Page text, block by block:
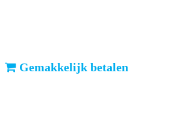
Gemakkelijk betalen